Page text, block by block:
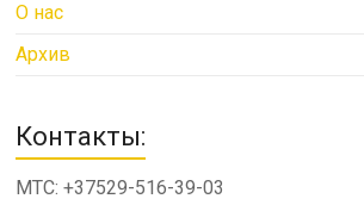
О нас
Архив
Контакты:
МТС: +37529-516-39-03